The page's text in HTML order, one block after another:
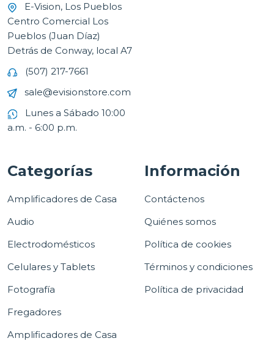
E-Vision, Los Pueblos
Centro Comercial Los
Pueblos (Juan Díaz)
Detrás de Conway, local A7
(507) 217-7661
sale@evisionstore.com
Lunes a Sábado 10:00
a.m. - 6:00 p.m.
Categorías
Amplificadores de Casa
Audio
Electrodomésticos
Celulares y Tablets
Fotografía
Fregadores
Amplificadores de Casa
Información
Contáctenos
Quiénes somos
Política de cookies
Términos y condiciones
Política de privacidad